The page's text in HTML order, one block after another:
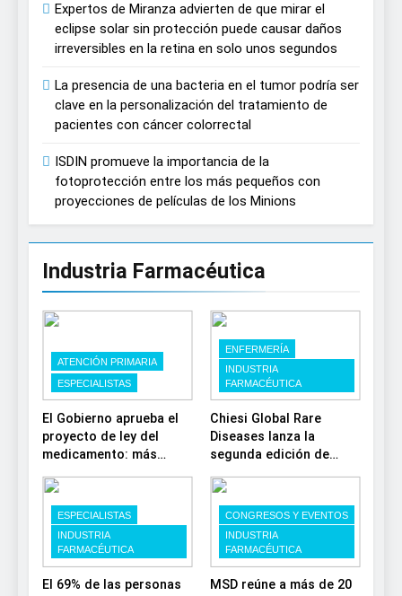
Expertos de Miranza advierten de que mirar el
eclipse solar sin protección puede causar daños
irreversibles en la retina en solo unos segundos
La presencia de una bacteria en el tumor podría ser
clave en la personalización del tratamiento de
pacientes con cáncer colorrectal
ISDIN promueve la importancia de la
fotoprotección entre los más pequeños con
proyecciones de películas de los Minions
Industria Farmacéutica
ATENCIÓN PRIMARIA
ESPECIALISTAS
El Gobierno aprueba el
proyecto de ley del
medicamento: más
autonomía estratégica y
modernización para el
SNS
ENFERMERÍA
INDUSTRIA
FARMACÉUTICA
Chiesi Global Rare
Diseases lanza la
segunda edición de
impulsar la
investigación en
enfermedades de
depósito lisosomal
ESPECIALISTAS
INDUSTRIA
FARMACÉUTICA
El 69% de las personas
CONGRESOS Y EVENTOS
INDUSTRIA
FARMACÉUTICA
MSD reúne a más de 20